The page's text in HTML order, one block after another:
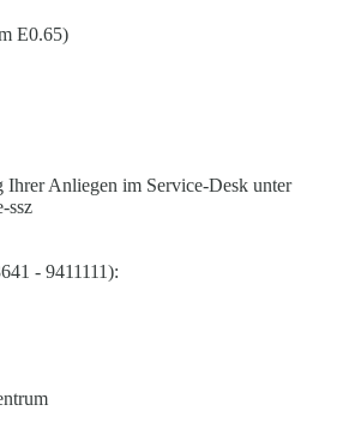
E0.65)
Ihrer Anliegen im Service-Desk unter
ssz
- 9411111):